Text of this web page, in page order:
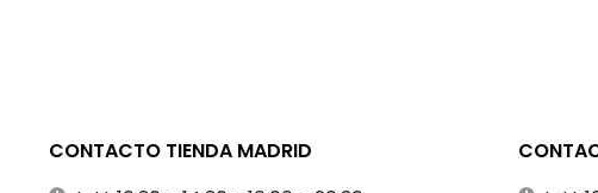
CONTACTO TIENDA MADRID